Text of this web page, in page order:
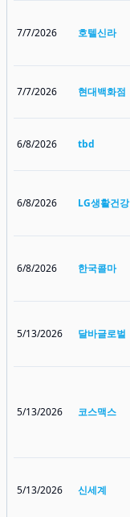
7/7/2026 호텔신라
7/7/2026 현대백화점
6/8/2026 tbd
6/8/2026 LG생활건강
6/8/2026 한국콜마
5/13/2026 달바글로벌
5/13/2026 코스맥스
5/13/2026 신세계